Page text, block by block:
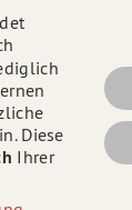
- Alle Rechte
Diese
Ihrer